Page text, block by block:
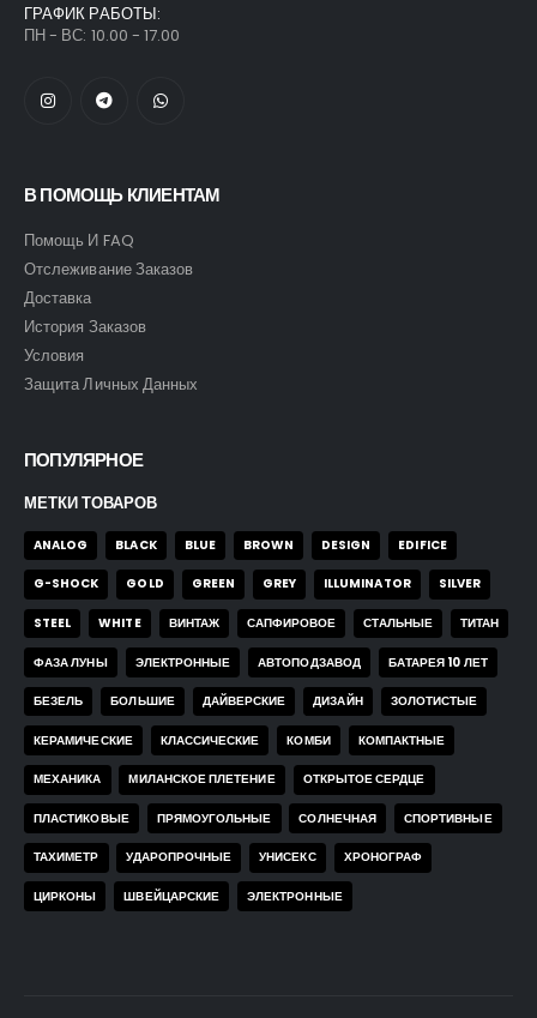
ГРАФИК РАБОТЫ:
ПН - ВС: 10.00 - 17.00
В ПОМОЩЬ КЛИЕНТАМ
Помощь И FAQ
Отслеживание Заказов
Доставка
История Заказов
Условия
Защита Личных Данных
ПОПУЛЯРНОЕ
МЕТКИ ТОВАРОВ
ANALOG BLACK BLUE BROWN DESIGN EDIFICE
G-SHOCK GOLD GREEN GREY ILLUMINATOR SILVER
STEEL WHITE ВИНТАЖ САПФИРОВОЕ СТАЛЬНЫЕ ТИТАН
ФАЗА ЛУНЫ ЭЛЕКТРОННЫЕ АВТОПОДЗАВОД БАТАРЕЯ 10 ЛЕТ
БЕЗЕЛЬ БОЛЬШИЕ ДАЙВЕРСКИЕ ДИЗАЙН ЗОЛОТИСТЫЕ
КЕРАМИЧЕСКИЕ КЛАССИЧЕСКИЕ КОМБИ КОМПАКТНЫЕ
МЕХАНИКА МИЛАНСКОЕ ПЛЕТЕНИЕ ОТКРЫТОЕ СЕРДЦЕ
ПЛАСТИКОВЫЕ ПРЯМОУГОЛЬНЫЕ СОЛНЕЧНАЯ СПОРТИВНЫЕ
ТАХИМЕТР УДАРОПРОЧНЫЕ УНИСЕКС ХРОНОГРАФ
ЦИРКОНЫ ШВЕЙЦАРСКИЕ ЭЛЕКТРОННЫЕ